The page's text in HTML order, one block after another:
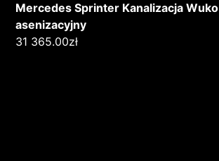
Mercedes Sprinter Kanalizacja Wuko
asenizacyjny
31 365.00zł